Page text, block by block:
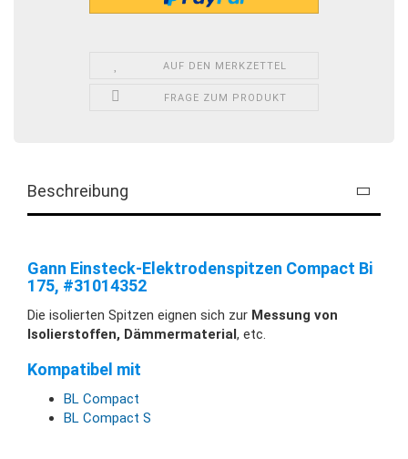
AUF DEN MERKZETTEL
FRAGE ZUM PRODUKT
Beschreibung
Gann Einsteck-Elektrodenspitzen Compact Bi
175, #31014352
Die isolierten Spitzen eignen sich zur Messung von
Isolierstoffen, Dämmermaterial, etc.
Kompatibel mit
BL Compact
BL Compact S